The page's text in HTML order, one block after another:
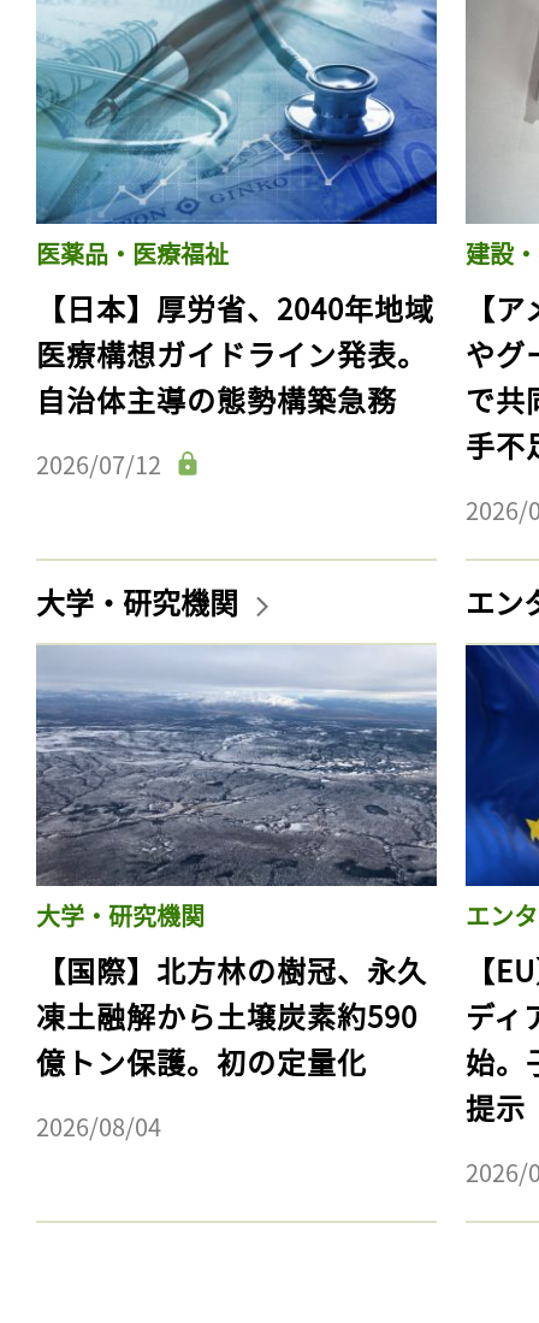
医薬品・医療福祉
【日本】厚労省、2040年地域
医療構想ガイドライン発表。
自治体主導の態勢構築急務
2026/07/12
建設
【
やグ
で共
手不
2026/
大学・研究機関
大学・研究機関
【国際】北方林の樹冠、永久
凍土融解から土壌炭素約590
億トン保護。初の定量化
2026/08/04
エン
エン
【
ディ
始。
提示
2026/